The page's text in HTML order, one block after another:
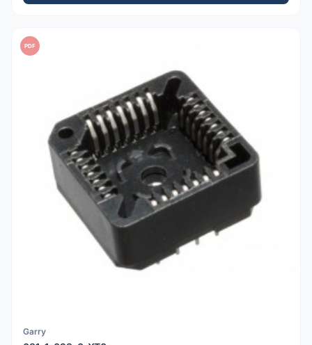
PDF
Garry